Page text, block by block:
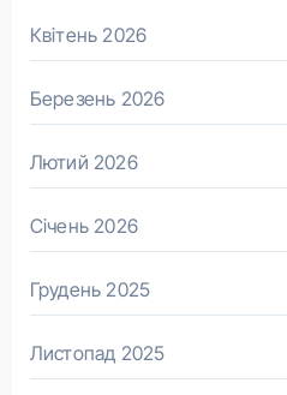
Квітень 2026
Березень 2026
Лютий 2026
Січень 2026
Грудень 2025
Листопад 2025